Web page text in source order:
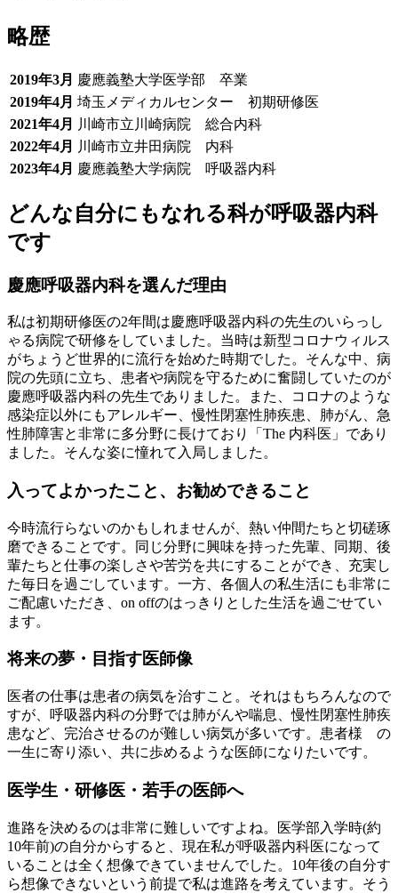
略歴
2019年3月 慶應義塾大学医学部 卒業
2019年4月 埼玉メディカルセンター 初期研修医
2021年4月
川崎市立川崎病院 総合内科
2022年4月
川崎市立井田病院 内科
2023年4月 慶應義塾大学病院 呼吸器内科
どんな自分にもなれる科が呼吸器内科
です
慶應呼吸器内科を選んだ理由
私は初期研修医の2年間は慶應呼吸器内科の先生のいらっし
ゃる病院で研修をしていました。当時は新型コロナウィルス
がちょうど世界的に流行を始めた時期でした。そんな中、病
院の先頭に立ち、患者や病院を守るために奮闘していたのが
慶應呼吸器内科の先生でありました。また、コロナのような
感染症以外にもアレルギー、慢性閉塞性肺疾患、肺がん、急
性肺障害と非常に多分野に長けており「The 内科医」であり
ました。そんな姿に憧れて入局しました。
入ってよかったこと、お勧めできること
今時流行らないのかもしれませんが、熱い仲間たちと切磋琢
磨できることです。同じ分野に興味を持った先輩、同期、後
輩たちと仕事の楽しさや苦労を共にすることができ、充実し
た毎日を過ごしています。一方、各個人の私生活にも非常に
ご配慮いただき、on offのはっきりとした生活を過ごせてい
ます。
将来の夢・目指す医師像
医者の仕事は患者の病気を治すこと。それはもちろんなので
すが、呼吸器内科の分野では肺がんや喘息、慢性閉塞性肺疾
患など、完治させるのが難しい病気が多いです。患者様 の
一生に寄り添い、共に歩めるような医師になりたいです。
医学生・研修医・若手の医師へ
進路を決めるのは非常に難しいですよね。医学部入学時(約
10年前)の自分からすると、現在私が呼吸器内科医になって
いることは全く想像できていませんでした。10年後の自分す
ら想像できないという前提で私は進路を考えています。そう